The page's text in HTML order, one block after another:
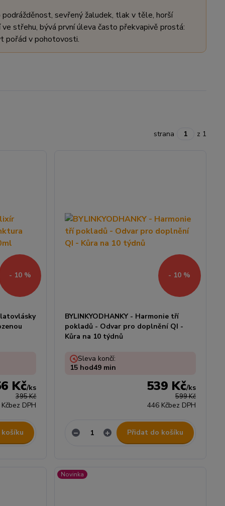
sevřený žaludek, tlak v těle, horší
střehu, bývá první úleva často překvapivě prostá:
pořád v pohotovosti.
strana z 1
- 10 %
395 Kč
Kč/ks
bez DPH
- 10 %
BYLINKYODHANKY - Harmonie tří
pokladů - Odvar pro doplnění QI -
Kůra na 10 týdnů
599 Kč
539 Kč/ks
446 Kčbez DPH
Sleva končí:
15 hod49 min
Přidat do košíku
Novinka